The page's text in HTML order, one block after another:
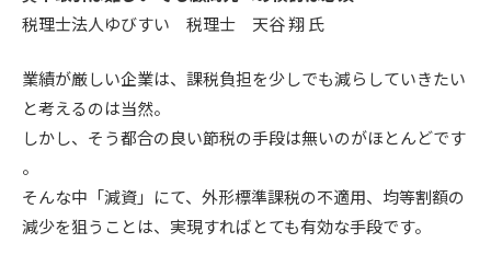
税理士法人ゆびすい 税理士 天谷 翔 氏
業績が厳しい企業は、課税負担を少しでも減らしていきたい
と考えるのは当然。
しかし、そう都合の良い節税の手段は無いのがほとんどです
。
そんな中「減資」にて、外形標準課税の不適用、均等割額の
減少を狙うことは、実現すればとても有効な手段です。